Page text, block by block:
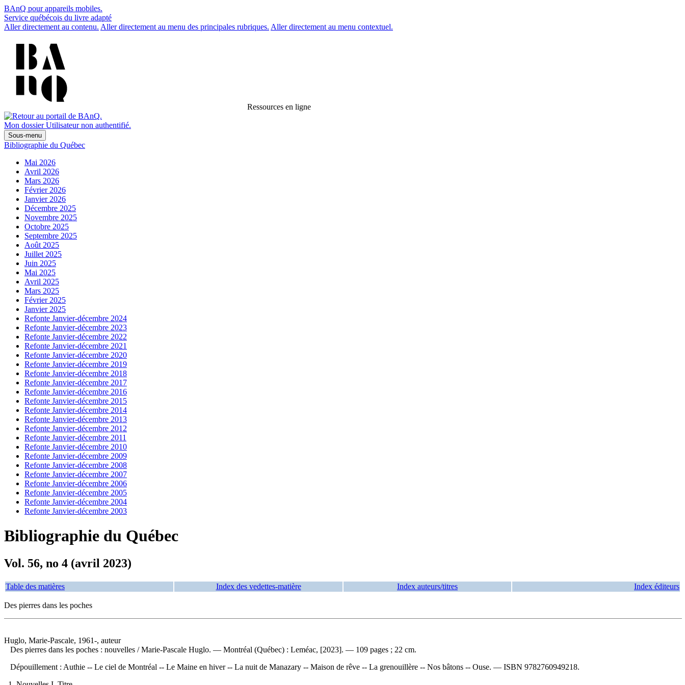
BAnQ pour appareils mobiles.
Service québécois du livre adapté
Aller directement au contenu. Aller directement au menu des principales rubriques. Aller directement au menu contextuel.
Ressources en ligne
Mon dossier Utilisateur non authentifié.
Sous-menu
Bibliographie du Québec
Mai 2026
Avril 2026
Mars 2026
Février 2026
Janvier 2026
Décembre 2025
Novembre 2025
Octobre 2025
Septembre 2025
Août 2025
Juillet 2025
Juin 2025
Mai 2025
Avril 2025
Mars 2025
Février 2025
Janvier 2025
Refonte Janvier-décembre 2024
Refonte Janvier-décembre 2023
Refonte Janvier-décembre 2022
Refonte Janvier-décembre 2021
Refonte Janvier-décembre 2020
Refonte Janvier-décembre 2019
Refonte Janvier-décembre 2018
Refonte Janvier-décembre 2017
Refonte Janvier-décembre 2016
Refonte Janvier-décembre 2015
Refonte Janvier-décembre 2014
Refonte Janvier-décembre 2013
Refonte Janvier-décembre 2012
Refonte Janvier-décembre 2011
Refonte Janvier-décembre 2010
Refonte Janvier-décembre 2009
Refonte Janvier-décembre 2008
Refonte Janvier-décembre 2007
Refonte Janvier-décembre 2006
Refonte Janvier-décembre 2005
Refonte Janvier-décembre 2004
Refonte Janvier-décembre 2003
Bibliographie du Québec
Vol. 56, no 4 (avril 2023)
Table des matières Index des vedettes-matière Index auteurs/titres Index éditeurs
Des pierres dans les poches
Huglo, Marie-Pascale, 1961-, auteur
Des pierres dans les poches : nouvelles / Marie-Pascale Huglo. — Montréal (Québec) : Leméac, [2023]. — 109 pages ; 22 cm.
Dépouillement : Authie -- Le ciel de Montréal -- Le Maine en hiver -- La nuit de Manazary -- Maison de rêve -- La grenouillère -- Nos bâtons -- Ouse. — ISBN 9782760949218.